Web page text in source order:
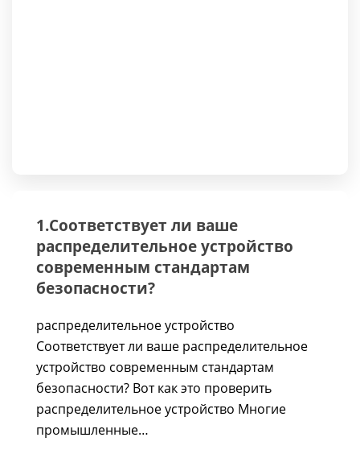
1.Соответствует ли ваше
распределительное устройство
современным стандартам
безопасности?
распределительное устройство
Соответствует ли ваше распределительное
устройство современным стандартам
безопасности? Вот как это проверить
распределительное устройство Многие
промышленные…